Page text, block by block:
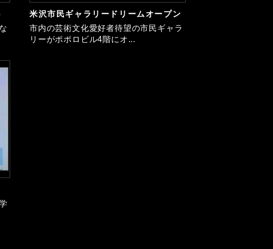
米沢市民ギャラリードリームオープン
市内の芸術文化愛好者待望の市民ギャラ
リーがポポロビル4階にオ...